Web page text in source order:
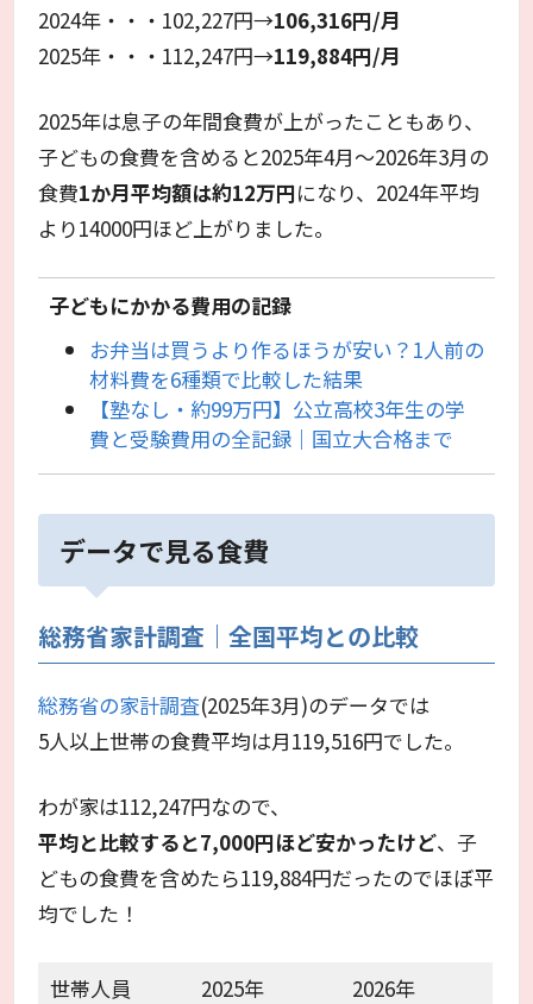
2024年・・・102,227円→106,316円/月
2025年・・・112,247円→119,884円/月
2025年は息子の年間食費が上がったこともあり、
子どもの食費を含めると2025年4月～2026年3月の
食費1か月平均額は約12万円になり、2024年平均
より14000円ほど上がりました。
子どもにかかる費用の記録
お弁当は買うより作るほうが安い？1人前の
材料費を6種類で比較した結果
【塾なし・約99万円】公立高校3年生の学
費と受験費用の全記録｜国立大合格まで
データで見る食費
総務省家計調査｜全国平均との比較
総務省の家計調査(2025年3月)のデータでは
5人以上世帯の食費平均は月119,516円でした。
わが家は112,247円なので、
平均と比較すると7,000円ほど安かったけど、子
どもの食費を含めたら119,884円だったのでほぼ平
均でした！
世帯人員 2025年
2026年